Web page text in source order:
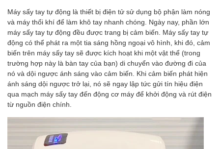
Máy sấy tay tự động là thiết bị điện tử sử dụng bộ phận làm nóng
và máy thổi khí để làm khô tay nhanh chóng. Ngày nay, phần lớn
máy sấy tay tự động đều được trang bị cảm biến. Máy sấy tay tự
động có thể phát ra một tia sáng hồng ngoại vô hình, khi đó, cảm
biến trên máy sấy tay sẽ được kích hoạt khi một vật thể (trong
trường hợp này là bàn tay của bạn) di chuyển vào đường đi của
nó và dội ngược ánh sáng vào cảm biến. Khi cảm biến phát hiện
ánh sáng dội ngược trở lại, nó sẽ ngay lập tức gửi tín hiệu điện
qua mạch máy sấy tay đến động cơ máy để khởi động và rút điện
từ nguồn điện chính.